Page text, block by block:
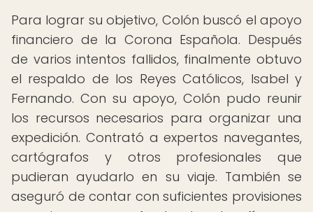
Para lograr su objetivo, Colón buscó el apoyo
financiero de la Corona Española. Después
de varios intentos fallidos, finalmente obtuvo
el respaldo de los Reyes Católicos, Isabel y
Fernando. Con su apoyo, Colón pudo reunir
los recursos necesarios para organizar una
expedición. Contrató a expertos navegantes,
cartógrafos y otros profesionales que
pudieran ayudarlo en su viaje. También se
aseguró de contar con suficientes provisiones